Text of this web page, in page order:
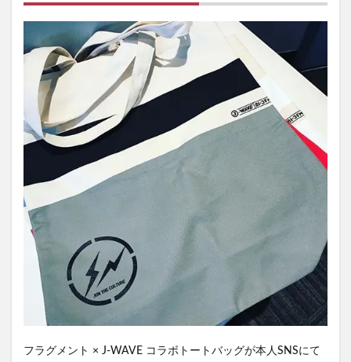
フラグメント × J-WAVE コラボトートバッグが本人SNSにて